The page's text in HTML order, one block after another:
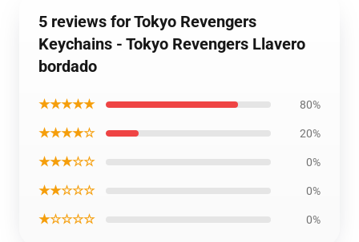
5 reviews for Tokyo Revengers
Keychains - Tokyo Revengers Llavero
bordado
★★★★★ 80%
★★★★☆ 20%
★★★☆☆ 0%
★★☆☆☆ 0%
★☆☆☆☆ 0%